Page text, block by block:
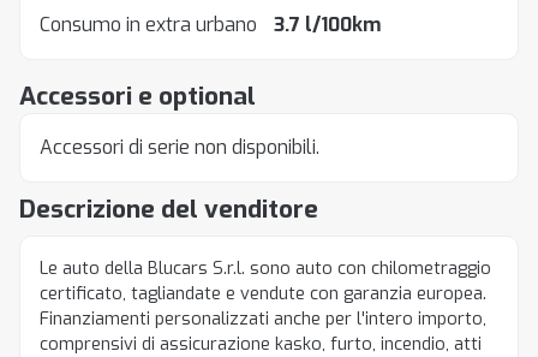
Descrizione del venditore
Le auto della Blucars S.r.l. sono auto con chilometraggio
certificato, tagliandate e vendute con garanzia europea.
Finanziamenti personalizzati anche per l'intero importo,
comprensivi di assicurazione kasko, furto, incendio, atti
Accessori e optional
Accessori di serie non disponibili.
Consumo in extra urbano
3.7 l/100km